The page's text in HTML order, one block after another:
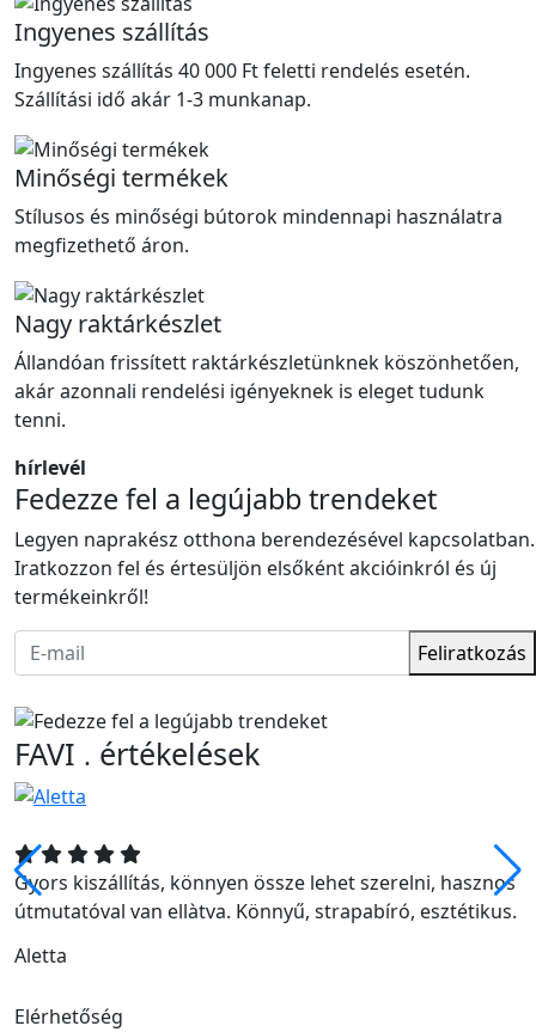
Ingyenes szállítás
Ingyenes szállítás 40 000 Ft feletti rendelés esetén.
Szállítási idő akár 1-3 munkanap.
Minőségi termékek
Stílusos és minőségi bútorok mindennapi használatra
megfizethető áron.
Nagy raktárkészlet
Állandóan frissített raktárkészletünknek köszönhetően,
akár azonnali rendelési igényeknek is eleget tudunk
tenni.
hírlevél
Fedezze fel a legújabb trendeket
Legyen naprakész otthona berendezésével kapcsolatban.
Iratkozzon fel és értesüljön elsőként akcióinkról és új
termékeinkről!
Feliratkozás
FAVI . értékelések
Gyors kiszállítás, könnyen össze lehet szerelni, hasznos
útmutatóval van ellàtva. Könnyű, strapabíró, esztétikus.
Aletta
Elérhetőség